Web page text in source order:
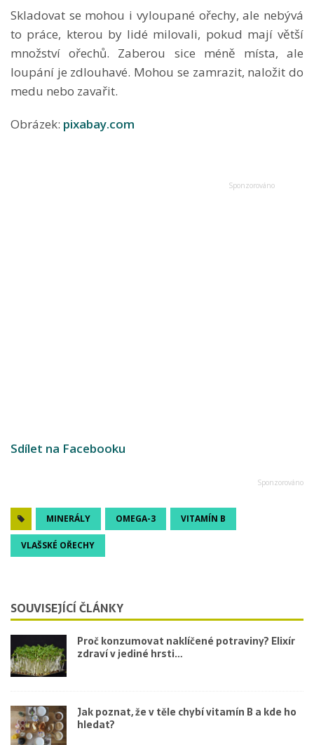
Skladovat se mohou i vyloupané ořechy, ale nebývá
to práce, kterou by lidé milovali, pokud mají větší
množství ořechů. Zaberou sice méně místa, ale
loupání je zdlouhavé. Mohou se zamrazit, naložit do
medu nebo zavařit.
Obrázek: pixabay.com
Sdílet na Facebooku
MINERÁLY OMEGA-3 VITAMÍN B
VLAŠSKÉ OŘECHY
SOUVISEJÍCÍ ČLÁNKY
Proč konzumovat naklíčené potraviny? Elixír
zdraví v jediné hrsti…
Jak poznat, že v těle chybí vitamín B a kde ho
hledat?